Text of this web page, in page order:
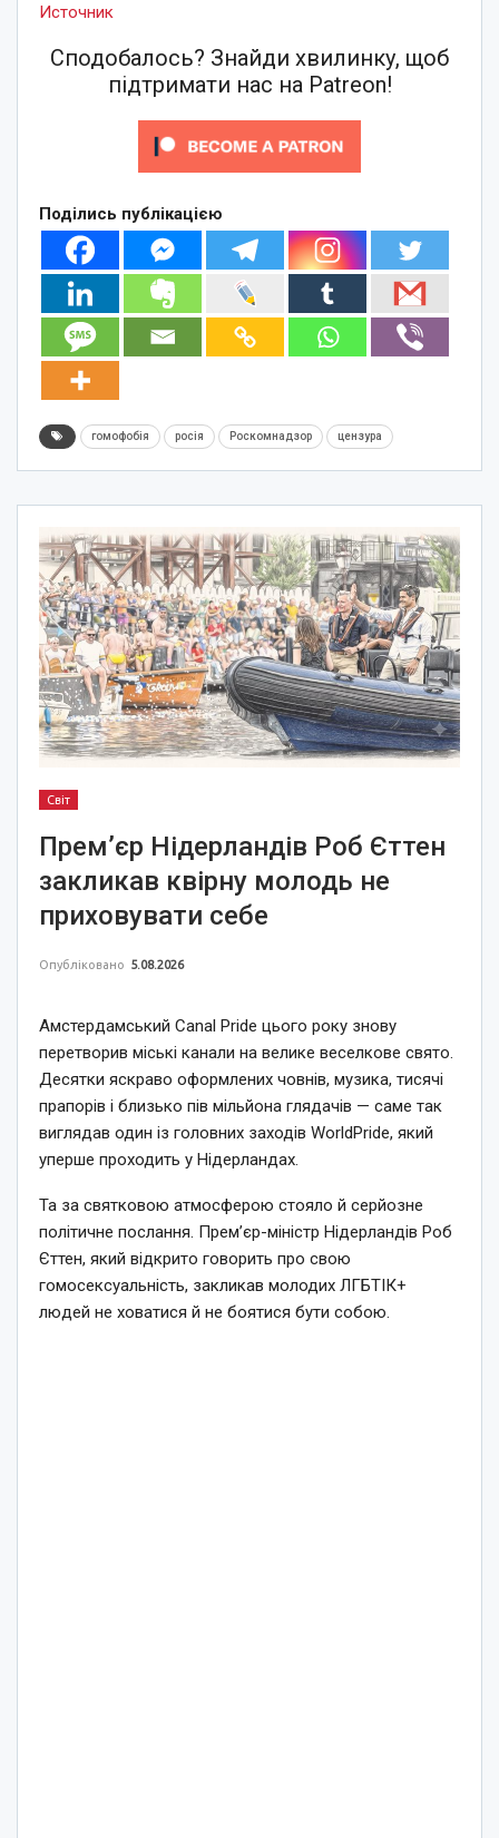
Источник
Сподобалось? Знайди хвилинку, щоб
підтримати нас на Patreon!
Поділись публікацією
гомофобія росія Роскомнадзор цензура
Світ
Прем’єр Нідерландів Роб Єттен
закликав квірну молодь не
приховувати себе
Опубліковано 5.08.2026
Амстердамський Canal Pride цього року знову
перетворив міські канали на велике веселкове свято.
Десятки яскраво оформлених човнів, музика, тисячі
прапорів і близько пів мільйона глядачів — саме так
виглядав один із головних заходів WorldPride, який
уперше проходить у Нідерландах.
Та за святковою атмосферою стояло й серйозне
політичне послання. Прем’єр-міністр Нідерландів Роб
Єттен, який відкрито говорить про свою
гомосексуальність, закликав молодих ЛГБТІК+
людей не ховатися й не боятися бути собою.